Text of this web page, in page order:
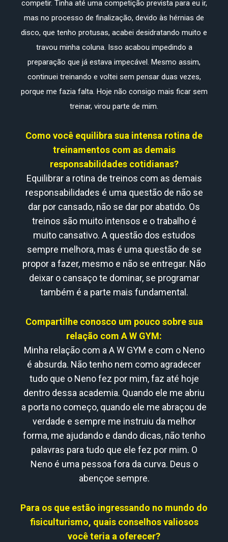
competir. Tinha até uma competição prevista para eu ir,
mas no processo de finalização, devido às hérnias de
disco, que tenho protusas, acabei desidratando muito e
travou minha coluna. Isso acabou impedindo a
preparação que já estava impecável. Mesmo assim,
continuei treinando e voltei sem pensar duas vezes,
porque me fazia falta. Hoje não consigo mais ficar sem
treinar, virou parte de mim.
Como você equilibra sua intensa rotina de
treinamentos com as demais
responsabilidades cotidianas?
Equilibrar a rotina de treinos com as demais
responsabilidades é uma questão de não se
dar por cansado, não se dar por abatido. Os
treinos são muito intensos e o trabalho é
muito cansativo. A questão dos estudos
sempre melhora, mas é uma questão de se
propor a fazer, mesmo e não se entregar. Não
deixar o cansaço te dominar, se programar
também é a parte mais fundamental.
Compartilhe conosco um pouco sobre sua
relação com A W GYM:
Minha relação com a A W GYM e com o Neno
é absurda. Não tenho nem como agradecer
tudo que o Neno fez por mim, faz até hoje
dentro dessa academia. Quando ele me abriu
a porta no começo, quando ele me abraçou de
verdade e sempre me instruiu da melhor
forma, me ajudando e dando dicas, não tenho
palavras para tudo que ele fez por mim. O
Neno é uma pessoa fora da curva. Deus o
abençoe sempre.
Para os que estão ingressando no mundo do
fisiculturismo, quais conselhos valiosos
você teria a oferecer?